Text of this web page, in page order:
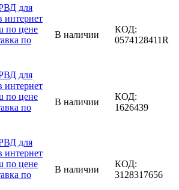
В наличии
КОД:
0574128411R
В наличии
КОД:
1626439
В наличии
КОД:
3128317656